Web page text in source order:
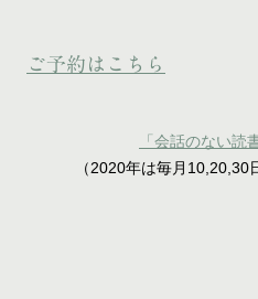
ご予約はこちら
「会話のない読
（2020年は毎月10,20,30